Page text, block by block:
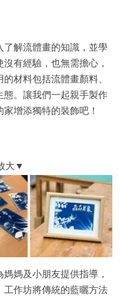
解流體畫的知識，並學
有經驗，也無需擔心，
材料包括流體畫顏料、
。讓我們一起親手製作
增添獨特的裝飾吧！
媽及小朋友提供指導，
作坊將傳統的藍曬方法